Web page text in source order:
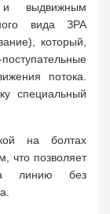
выдвижным
вида ЗРА
который,
потока.
специальный
на болтах
что позволяет
линию без